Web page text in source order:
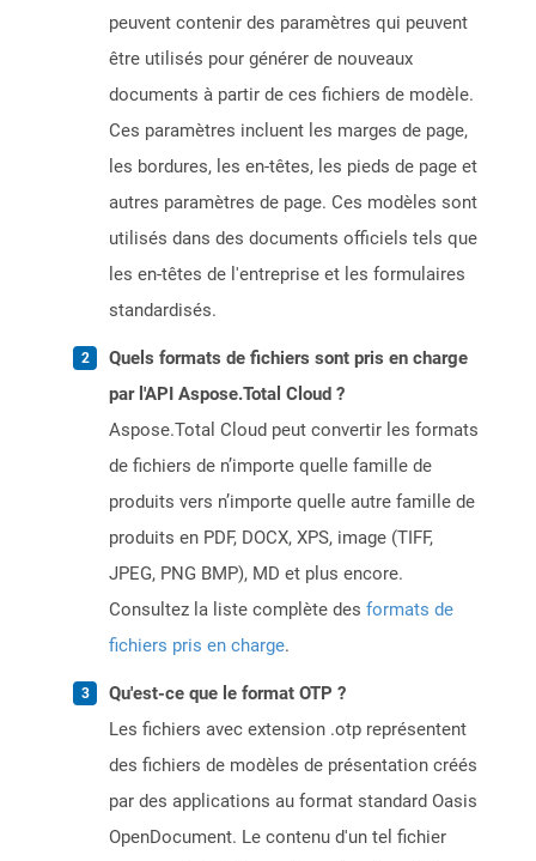
peuvent contenir des paramètres qui peuvent
être utilisés pour générer de nouveaux
documents à partir de ces fichiers de modèle.
Ces paramètres incluent les marges de page,
les bordures, les en-têtes, les pieds de page et
autres paramètres de page. Ces modèles sont
utilisés dans des documents officiels tels que
les en-têtes de l'entreprise et les formulaires
standardisés.
Quels formats de fichiers sont pris en charge
par l'API Aspose.Total Cloud ?
Aspose.Total Cloud peut convertir les formats
de fichiers de n’importe quelle famille de
produits vers n’importe quelle autre famille de
produits en PDF, DOCX, XPS, image (TIFF,
JPEG, PNG BMP), MD et plus encore.
Consultez la liste complète des formats de
fichiers pris en charge.
Qu'est-ce que le format OTP ?
Les fichiers avec extension .otp représentent
des fichiers de modèles de présentation créés
par des applications au format standard Oasis
OpenDocument. Le contenu d'un tel fichier